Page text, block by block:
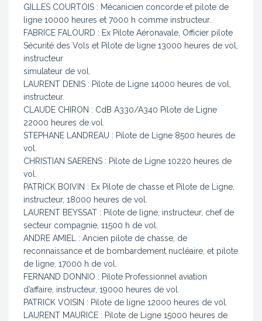
GILLES COURTOIS : Mécanicien concorde et pilote de
ligne 10000 heures et 7000 h comme instructeur.
FABRICE FALOURD : Ex Pilote Aéronavale, Officier pilote
Sécurité des Vols et Pilote de ligne 13000 heures de vol,
instructeur
simulateur de vol.
LAURENT DENIS : Pilote de Ligne 14000 heures de vol,
instructeur.
CLAUDE CHIRON : CdB A330/A340 Pilote de Ligne
22000 heures de vol.
STEPHANE LANDREAU : Pilote de Ligne 8500 heures de
vol.
CHRISTIAN SAERENS : Pilote de Ligne 10220 heures de
vol.
PATRICK BOIVIN : Ex Pilote de chasse et Pilote de Ligne,
instructeur, 18000 heures de vol.
LAURENT BEYSSAT : Pilote de ligne, instructeur, chef de
secteur compagnie, 11500 h de vol.
ANDRE AMIEL : Ancien pilote de chasse, de
reconnaissance et de bombardement nucléaire, et pilote
de ligne, 17000 h de vol.
FERNAND DONNIO : Pilote Professionnel aviation
d’affaire, instructeur, 19000 heures de vol.
PATRICK VOISIN : Pilote de ligne 12000 heures de vol.
LAURENT MAURICE : Pilote de Ligne 15000 heures de